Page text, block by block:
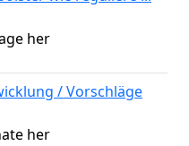
her
/ Vorschläge
her